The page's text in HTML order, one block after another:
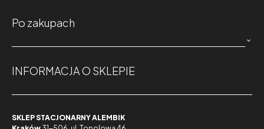
Po zakupach

INFORMACJA O SKLEPIE
SKLEP STACJONARNY ALEMBIK